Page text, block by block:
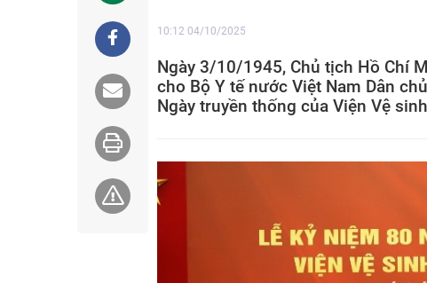
10:12 04/10/2025
Ngày 3/10/1945, Chủ tịch Hồ Chí
cho Bộ Y tế nước Việt Nam Dân
Ngày truyền thống của Viện Vệ